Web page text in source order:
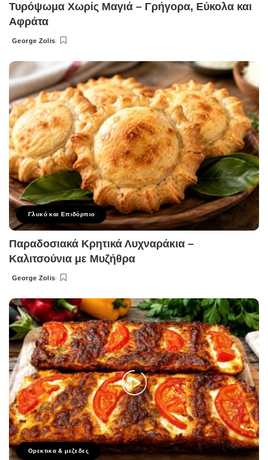
Τυρόψωμα Χωρίς Μαγιά – Γρήγορα, Εύκολα και
Αφράτα
Posted
George Zolis
Γλυκό και Επιδόρπιο
Παραδοσιακά Κρητικά Λυχναράκια –
Καλιτσούνια με Μυζήθρα
Posted
George Zolis
Ορεκτικα & μεζεδες